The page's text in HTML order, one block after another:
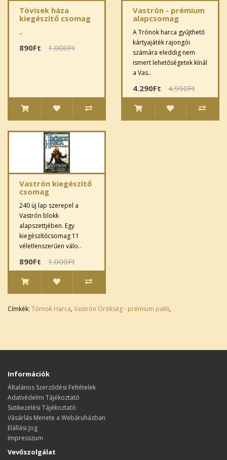
Tövisek háza
kiegészítő csomag
..
890Ft 1.000Ft
Vastrón - prémium
alapcsomag
A Trónok harca gyűjthető
kártyajáték rajongói
számára eleddig nem
ismert lehetőségetek kínál
a Vas..
4.290Ft 4.950Ft
Vastrón kiegészítő
csomag
240 új lap szerepel a
Vastrón blokk
alapszettjében. Egy
kiegészítőcsomag 11
véletlenszerűen válo..
890Ft 1.000Ft
Címkék: Tórnok Harca,Vastrón Örökség - prémium pakli,
Információk
Általános Szerződési Feltételek
Adatvédelmi Tájékoztató
Sütikezelési Tájékoztató
Vásárlás Menete a Webáruházban
Elállási Jog
Impresszum
Vevőszolgálat